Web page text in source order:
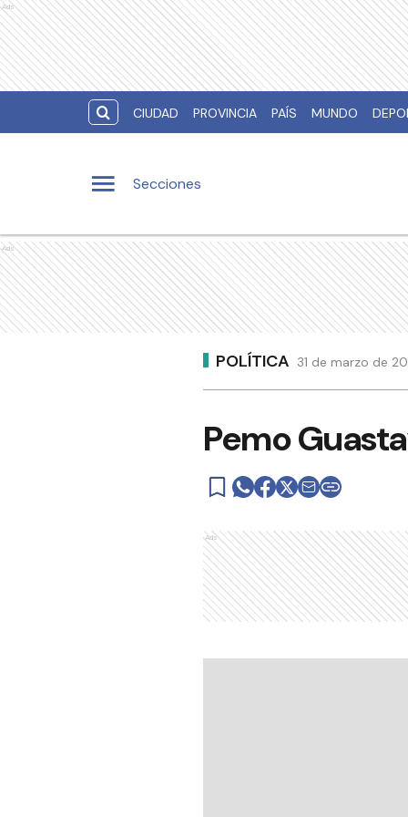
Ads
CIUDAD PROVINCIA PAÍS MUNDO
Secciones
Ads
POLÍTICA 31 de marzo de
Pemo
Ads